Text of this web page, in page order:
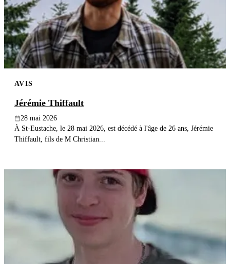
AVIS
Jérémie Thiffault
28 mai 2026
À St-Eustache, le 28 mai 2026, est décédé à l'âge de 26 ans, Jérémie
Thiffault, fils de M Christian...